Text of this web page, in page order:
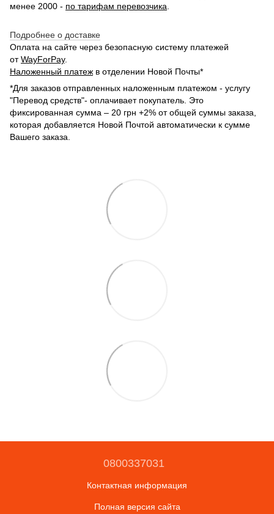
менее 2000 - по тарифам перевозчика.
Подробнее о доставке
Оплата на сайте через безопасную систему платежей
отWayForPay.
Наложенный платеж в отделении Новой Почты*
*Для заказов отправленных наложенным платежом - услугу
"Перевод средств"- оплачивает покупатель. Это
фиксированная сумма – 20 грн +2% от общей суммы заказа,
которая добавляется Новой Почтой автоматически к сумме
Вашего заказа.
0800337031
Контактная информация
Полная версия сайта